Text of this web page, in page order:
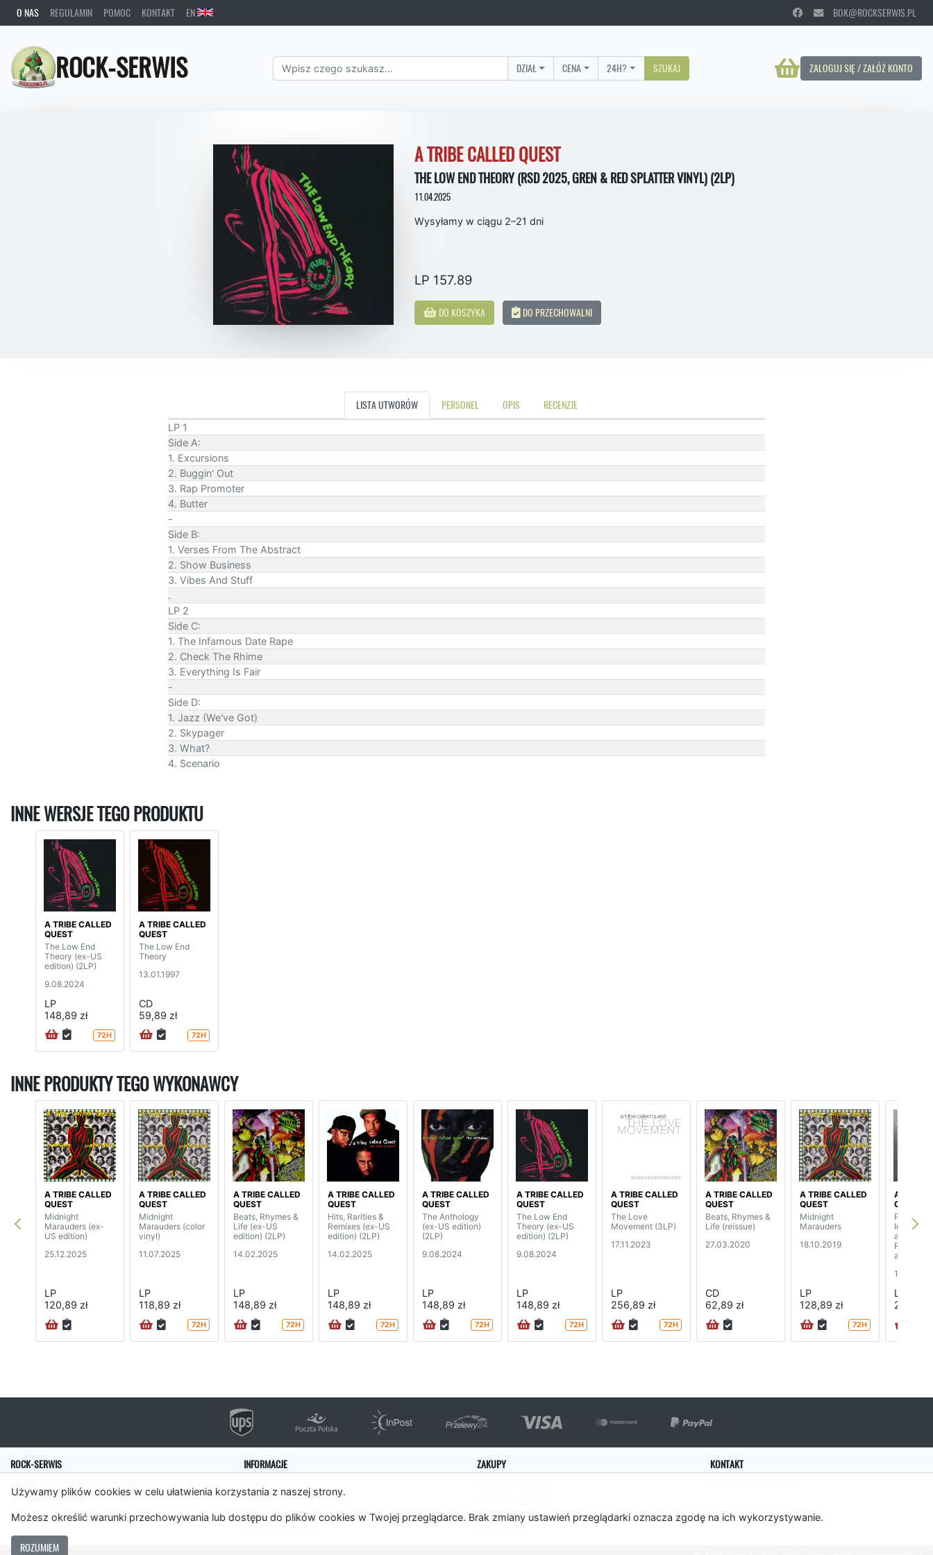
Używamy plików cookies w celu ułatwienia korzystania z naszej strony.
Możesz określić warunki przechowywania lub dostępu do plików cookies w Twojej przeglądarce. Brak zmiany ustawień przeglądarki oznacza zgodę na ich wykorzystywanie.
ROZUMIEM
O NAS REGULAMIN POMOC KONTAKT EN BOK@ROCKSERWIS.PL
ROCK-SERWIS ZALOGUJ SIĘ / ZAŁÓŻ KONTO
DZIAŁ CENA 24H? SZUKAJ
A TRIBE CALLED QUEST
THE LOW END THEORY (RSD 2025, GREN & RED SPLATTER VINYL) (2LP)
11.04.2025
Wysyłamy w ciągu 2–21 dni
LP 157.89
DO KOSZYKA DO PRZECHOWALNI
LISTA UTWORÓW PERSONEL OPIS RECENZJE
LP 1
Side A:
1. Excursions
2. Buggin' Out
3. Rap Promoter
4. Butter
-
Side B:
1. Verses From The Abstract
2. Show Business
3. Vibes And Stuff
.
LP 2
Side C:
1. The Infamous Date Rape
2. Check The Rhime
3. Everything Is Fair
-
Side D:
1. Jazz (We've Got)
2. Skypager
3. What?
4. Scenario
INNE WERSJE TEGO PRODUKTU
A TRIBE CALLED
QUEST
The Low End
Theory (ex-US
edition) (2LP)
9.08.2024
LP
148,89 zł
72H
A TRIBE CALLED
QUEST
The Low End
Theory
13.01.1997
CD
59,89 zł
72H
INNE PRODUKTY TEGO WYKONAWCY
A TRIBE CALLED
QUEST
Midnight
Marauders (ex-
US edition)
25.12.2025
LP
120,89 zł
A TRIBE CALLED
QUEST
Midnight
Marauders (color
vinyl)
11.07.2025
LP
118,89 zł
72H
A TRIBE CALLED
QUEST
Beats, Rhymes &
Life (ex-US
edition) (2LP)
14.02.2025
LP
148,89 zł
72H
A TRIBE CALLED
QUEST
Hits, Rarities &
Remixes (ex-US
edition) (2LP)
14.02.2025
LP
148,89 zł
72H
A TRIBE CALLED
QUEST
The Anthology
(ex-US edition)
(2LP)
9.08.2024
LP
148,89 zł
72H
A TRIBE CALLED
QUEST
The Low End
Theory (ex-US
edition) (2LP)
9.08.2024
LP
148,89 zł
72H
A TRIBE CALLED
QUEST
The Love
Movement (3LP)
17.11.2023
LP
256,89 zł
72H
A TRIBE CALLED
QUEST
Beats, Rhymes &
Life (reissue)
27.03.2020
CD
62,89 zł
A TRIBE CALLED
QUEST
Midnight
Marauders
18.10.2019
LP
128,89 zł
72H
A TRIBE
QUEST
People's
and the
Rhythm
LP
212,89
ROCK-SERWIS
31-543 Kraków
INFORMACJE
Pomoc
Polityka cookies
Rockserwis.fm
ZAKUPY
Panel Klienta
Regulamin
KONTAKT